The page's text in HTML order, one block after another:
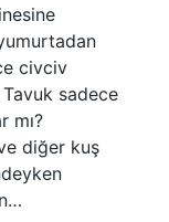
civciv
sadece
mı?
diğer kuş